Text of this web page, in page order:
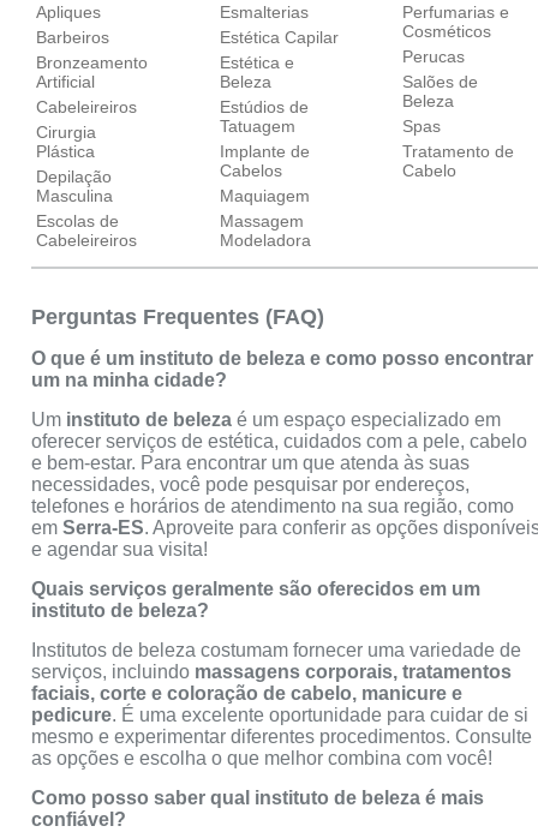
Apliques
Barbeiros
Bronzeamento
Artificial
Cabeleireiros
Cirurgia
Plástica
Depilação
Masculina
Escolas de
Cabeleireiros
Esmalterias
Estética Capilar
Estética e
Beleza
Estúdios de
Tatuagem
Implante de
Cabelos
Maquiagem
Massagem
Modeladora
Perfumarias e
Cosméticos
Perucas
Salões de
Beleza
Spas
Tratamento de
Cabelo
Perguntas Frequentes (FAQ)
O que é um instituto de beleza e como posso encontrar
um na minha cidade?
Um instituto de beleza é um espaço especializado em
oferecer serviços de estética, cuidados com a pele, cabelo
e bem-estar. Para encontrar um que atenda às suas
necessidades, você pode pesquisar por endereços,
telefones e horários de atendimento na sua região, como
emSerra-ES. Aproveite para conferir as opções
e agendar sua visita!
Quais serviços geralmente são oferecidos em um
instituto de beleza?
Institutos de beleza costumam fornecer uma variedade de
serviços, incluindo massagens corporais, tratamentos
faciais, corte e coloração de cabelo, manicure e
pedicure. É uma excelente oportunidade para cuidar de si
mesmo e experimentar diferentes procedimentos. Consulte
as opções e escolha o que melhor combina com você!
Como posso saber qual instituto de beleza é mais
confiável?